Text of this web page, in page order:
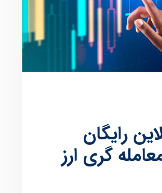
رایگان
گری ارز